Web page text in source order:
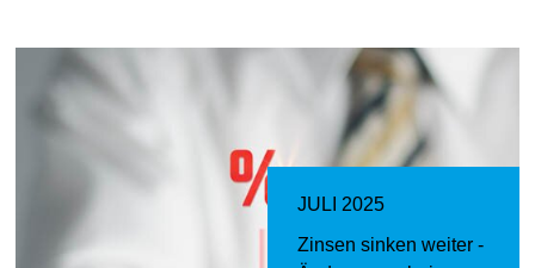
JULI 2025
Zinsen sinken weiter -